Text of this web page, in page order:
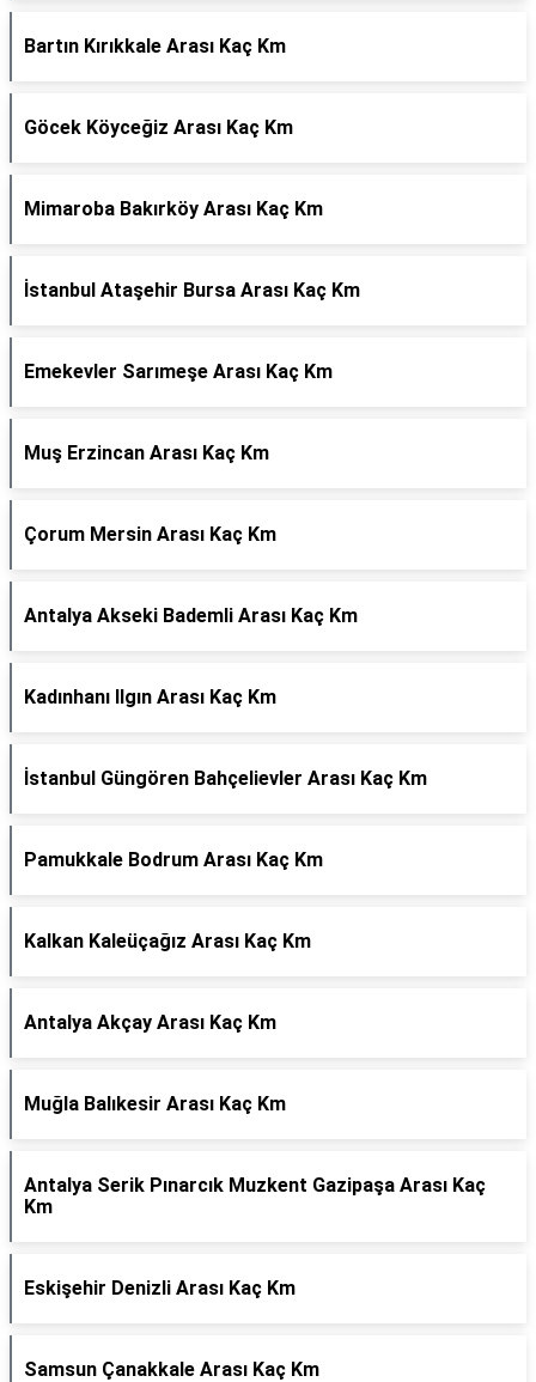
Bartın Kırıkkale Arası Kaç Km
Göcek Köyceğiz Arası Kaç Km
Mimaroba Bakırköy Arası Kaç Km
İstanbul Ataşehir Bursa Arası Kaç Km
Emekevler Sarımeşe Arası Kaç Km
Muş Erzincan Arası Kaç Km
Çorum Mersin Arası Kaç Km
Antalya Akseki Bademli Arası Kaç Km
Kadınhanı Ilgın Arası Kaç Km
İstanbul Güngören Bahçelievler Arası Kaç Km
Pamukkale Bodrum Arası Kaç Km
Kalkan Kaleüçağız Arası Kaç Km
Antalya Akçay Arası Kaç Km
Muğla Balıkesir Arası Kaç Km
Antalya Serik Pınarcık Muzkent Gazipaşa Arası Kaç
Km
Eskişehir Denizli Arası Kaç Km
Samsun Çanakkale Arası Kaç Km